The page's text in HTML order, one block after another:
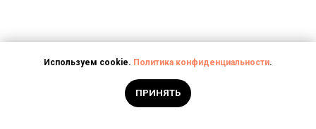
Используем cookie. Политика конфиденциальности.
ПРИНЯТЬ